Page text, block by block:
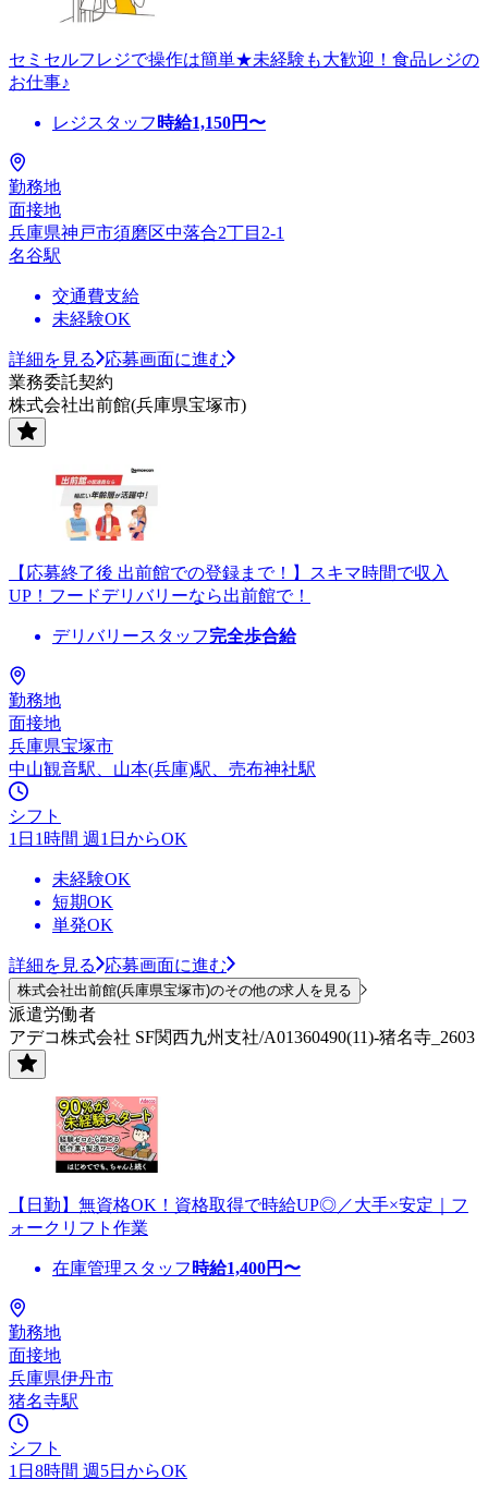
セミセルフレジで操作は簡単★未経験も大歓迎！食品レジの
お仕事♪
レジスタッフ 時給1,150円〜
勤務地
面接地
兵庫県神戸市須磨区中落合2丁目2-1
名谷駅
交通費支給
未経験OK
詳細を見る
応募画面に進む
業務委託契約
株式会社出前館(兵庫県宝塚市)
【応募終了後 出前館での登録まで！】スキマ時間で収入
UP！フードデリバリーなら出前館で！
デリバリースタッフ完全歩合給
勤務地
面接地
兵庫県宝塚市
中山観音駅、山本(兵庫)駅、売布神社駅
シフト
1日1時間 週1日からOK
未経験OK
短期OK
単発OK
詳細を見る 応募画面に進む
株式会社出前館(兵庫県宝塚市)のその他の求人を見る
派遣労働者
アデコ株式会社 SF関西九州支社/A01360490(11)-猪名寺_2603
【日勤】無資格OK！資格取得で時給UP◎／大手×安定｜フ
ォークリフト作業
在庫管理スタッフ 時給1,400円〜
勤務地
面接地
兵庫県伊丹市
猪名寺駅
シフト
1日8時間 週5日からOK